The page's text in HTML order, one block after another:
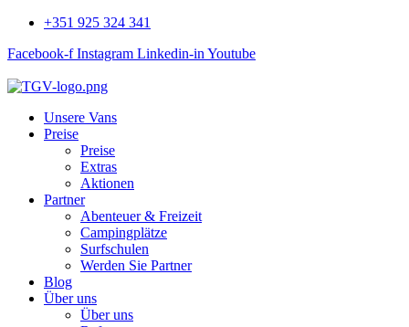
+351 925 324 341
Facebook-f Instagram Linkedin-in Youtube
Unsere Vans
Preise
Preise
Extras
Aktionen
Partner
Abenteuer & Freizeit
Campingplätze
Surfschulen
Werden Sie Partner
Blog
Über uns
Über uns